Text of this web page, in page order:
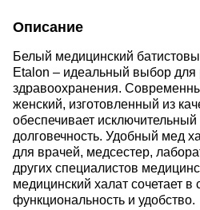
Описание
Белый медицинский
Etalon – идеальный выбор
здравоохранения.
женский, изготовленный из
обеспечивает
долговечность. Удобный мед
для врачей, медсестер,
других специалистов
медицинский халат сочетает в
функциональность и удобство.